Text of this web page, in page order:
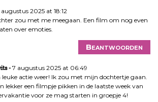
augustus 2025 at 18:12
zou met me meegaan. Een film om nog even
over emoties.
Beantwoorden
7 augustus 2025 at 06:49
leuke actie weer! Ik zou met mijn dochtertje gaan.
lekker een filmpje pikken in de laatste week van
voor ze mag starten in groepje 4!